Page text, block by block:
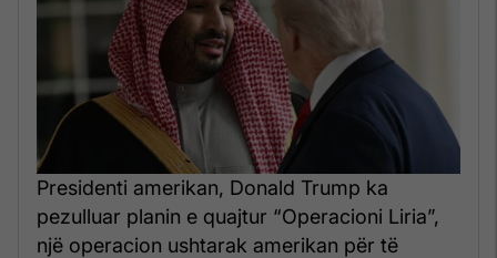
Presidenti amerikan, Donald Trump ka
pezulluar planin e quajtur “Operacioni Liria”,
një operacion ushtarak amerikan për të